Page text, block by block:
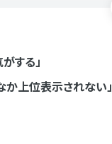
（ラボデータ）
する」
か上位表示されない」